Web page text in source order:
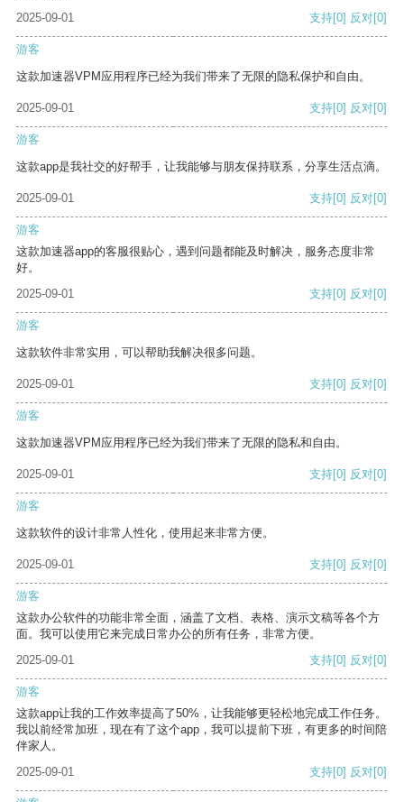
2025-09-01
支持[0] 反对[0]
游客
这款加速器VPM应用程序已经为我们带来了无限的隐私保护和自由。
2025-09-01 支持[0] 反对[0]
游客
这款app是我社交的好帮手，让我能够与朋友保持联系，分享生活点滴。
2025-09-01 支持[0] 反对[0]
游客
这款加速器app的客服很贴心，遇到问题都能及时解决，服务态度非常
好。
2025-09-01
支持[0] 反对[0]
游客
这款软件非常实用，可以帮助我解决很多问题。
2025-09-01 支持[0] 反对[0]
游客
这款加速器VPM应用程序已经为我们带来了无限的隐私和自由。
2025-09-01 支持[0] 反对[0]
游客
这款软件的设计非常人性化，使用起来非常方便。
2025-09-01 支持[0] 反对[0]
游客
这款办公软件的功能非常全面，涵盖了文档、表格、演示文稿等各个方
面。我可以使用它来完成日常办公的所有任务，非常方便。
2025-09-01
支持[0] 反对[0]
游客
这款app让我的工作效率提高了50%，让我能够更轻松地完成工作任务。
我以前经常加班，现在有了这个app，我可以提前下班，有更多的时间陪
伴家人。
2025-09-01
支持[0] 反对[0]